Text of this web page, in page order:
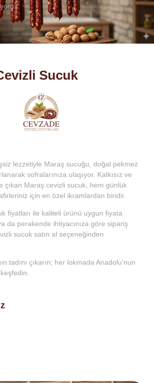
Sucuk
lezzetiyle Maraş sucuğu , doğal pekmez
sofralarınıza ulaşıyor. Katkısız ve
çıkan Maraş cevizli sucuk , hem günlük
için en özel ikramlardan biridir.
fiyatları ile kaliteli ürünü uygun fiyata
da perakende ihtiyacınıza göre sipariş
sucuk satın al seçeneğinden
tadını çıkarın; her lokmada Anadolu’nun